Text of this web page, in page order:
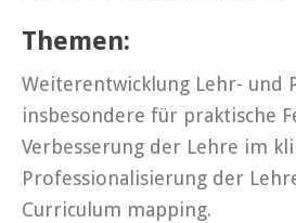
Themen:
Weiterentwicklung Lehr- und
insbesondere für praktische
Verbesserung der Lehre im
Professionalisierung der
Curriculum mapping.